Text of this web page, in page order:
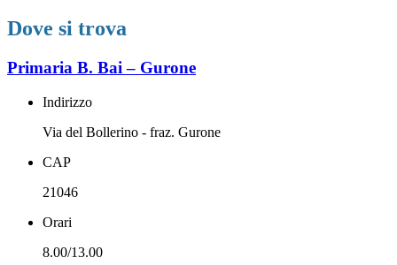
Dove si trova
Primaria B. Bai – Gurone
Indirizzo
Via del Bollerino - fraz. Gurone
CAP
21046
Orari
8.00/13.00